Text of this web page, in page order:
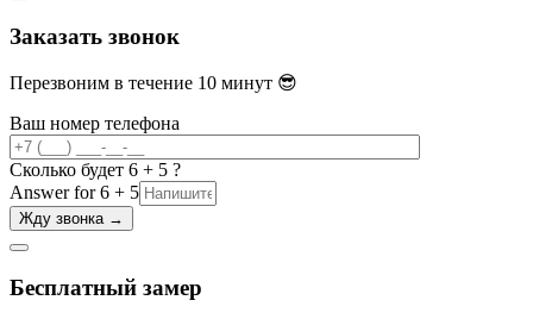
Заказать звонок
Перезвоним в течение 10 минут 😎
Ваш номер телефона
Сколько будет 6 + 5 ?
Answer for 6 + 5
Бесплатный замер